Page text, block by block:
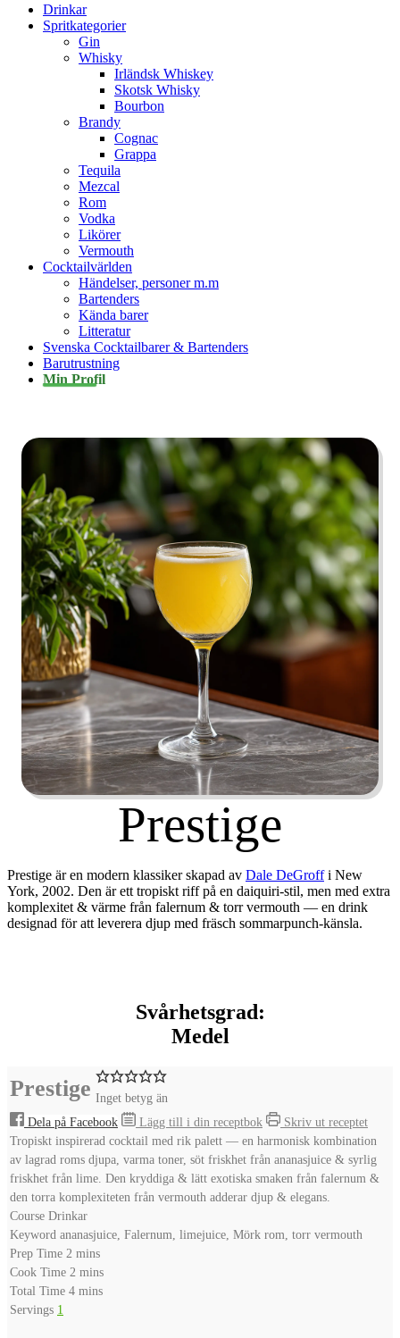
Drinkar
Spritkategorier
Gin
Whisky
Irländsk Whiskey
Skotsk Whisky
Bourbon
Brandy
Cognac
Grappa
Tequila
Mezcal
Rom
Vodka
Likörer
Vermouth
Cocktailvärlden
Händelser, personer m.m
Bartenders
Kända barer
Litteratur
Svenska Cocktailbarer & Bartenders
Barutrustning
Min Profil
Prestige
Prestige är en modern klassiker skapad av Dale DeGroffi New
York, 2002. Den är ett tropiskt riff på en daiquiri-stil, men med extra
komplexitet & värme från falernum & torr vermouth — en drink
designad för att leverera djup med fräsch sommarpunch-känsla.
Svårhetsgrad:
Medel
Prestige Inget betyg än
Dela på Facebook
Lägg till i din receptbok
Skriv ut receptet
Tropiskt inspirerad cocktail med rik palett — en harmonisk kombination
av lagrad roms djupa, varma toner, söt friskhet från ananasjuice & syrlig
friskhet från lime. Den kryddiga & lätt exotiska smaken från falernum &
den torra komplexiteten från vermouth adderar djup & elegans.
Course Drinkar
Keyword ananasjuice, Falernum, limejuice, Mörk rom, torr vermouth
Prep Time 2 minutes
mins
Cook Time 2 minutes
mins
Total Time 4minutes
mins
Servings 1